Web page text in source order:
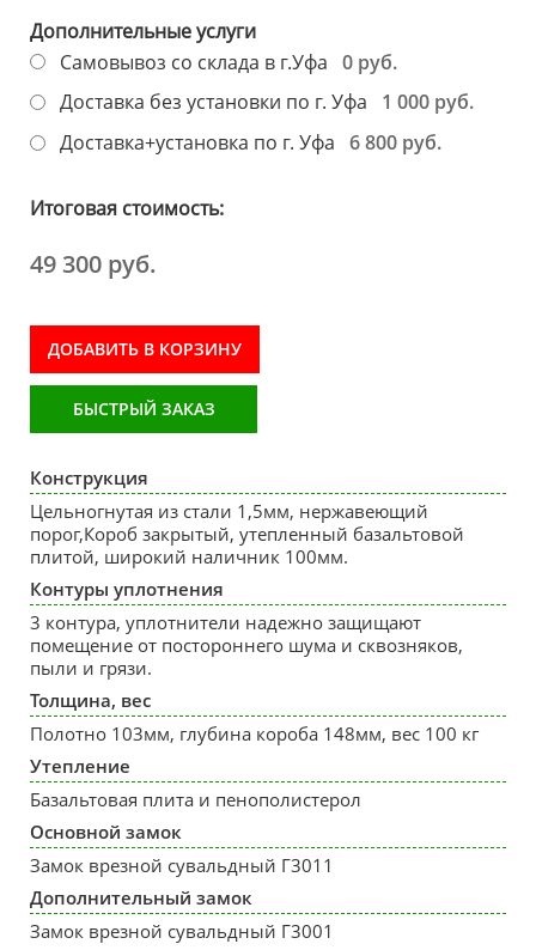
Дополнительные услуги
Самовывоз со склада в г.Уфа 0 руб.
Доставка без установки по г. Уфа
1 000 руб.
Доставка+установка по г. Уфа 6 800 руб.
Итоговая стоимость:
49 300 руб.
ДОБАВИТЬ В КОРЗИНУ
БЫСТРЫЙ ЗАКАЗ
Конструкция
Цельногнутая из стали 1,5мм, нержавеющий
порог,Короб закрытый, утепленный базальтовой
плитой, широкий наличник 100мм.
Контуры уплотнения
3 контура, уплотнители надежно защищают
помещение от постороннего шума и сквозняков,
пыли и грязи.
Толщина, вес
Полотно 103мм, глубина короба 148мм, вес 100 кг
Утепление
Базальтовая плита и пенополистерол
Основной замок
Замок врезной сувальдный Г3011
Дополнительный замок
Замок врезной сувальдный Г3001